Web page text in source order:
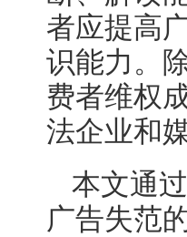
者应提高
识能力。
费者维权
法企业和
本文通
广告失范